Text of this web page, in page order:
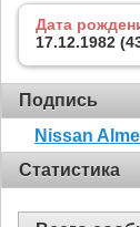
Дата
17.12.1982
Подпись
Nissan
Статистика